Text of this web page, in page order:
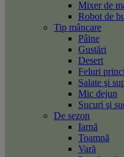
Mixer de
Robot de
Tip mâncare
Pâine
Gustări
Desert
Feluri
Salate şi
Mic dejun
Sucuri şi
De sezon
Iarnă
Toamnă
Vară